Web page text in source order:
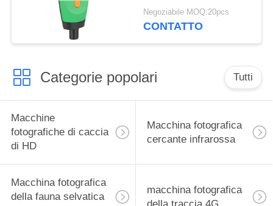
HD della macchina
fotografica IPx4 del
Negoziabile MOQ:20pcs
CONTATTO
Categorie popolari Tutti
Macchine
fotografiche di caccia
di HD
Macchina fotografica
cercante infrarossa
Macchina fotografica
della fauna selvatica
macchina fotografica